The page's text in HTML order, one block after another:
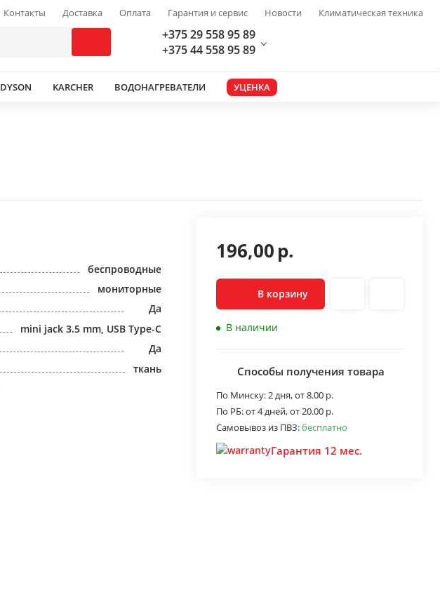
Контакты Доставка Оплата Гарантия и сервис Новости Климатическая техника
+375 29 558 95 89
+375 44 558 95 89
DYSON KARCHER ВОДОНАГРЕВАТЕЛИ УЦЕНКА
беспроводные
мониторные
Да
mini jack 3.5 mm, USB Type-C
Да
ткань
196,00р.
В корзину
В наличии
Способы получения товара
По Минску:2 дня,от 8.00 р.
По РБ:от 4 дней,от 20.00 р.
Самовывоз из ПВЗ:бесплатно
Гарантия 12 мес.